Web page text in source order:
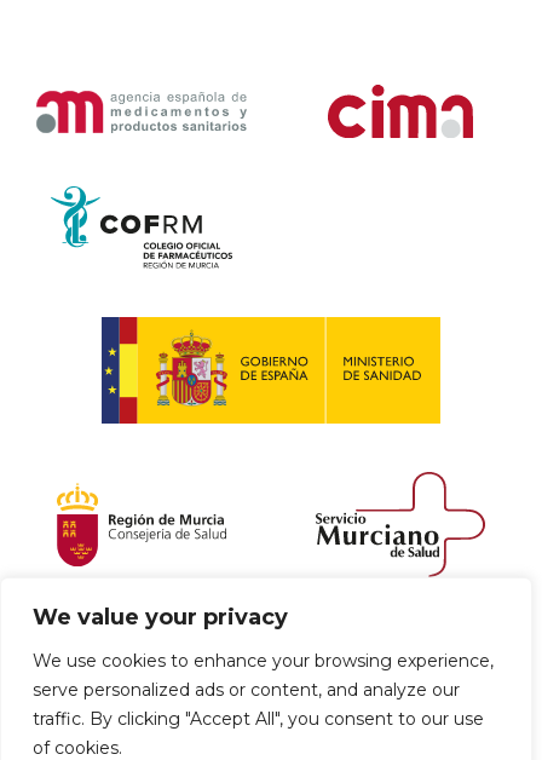
We value your privacy
We use cookies to enhance your browsing experience,
serve personalized ads or content, and analyze our
traffic. By clicking "Accept All", you consent to our use
of cookies.
Política de envío y devoluciones
Política de privacidad Uso de cookies